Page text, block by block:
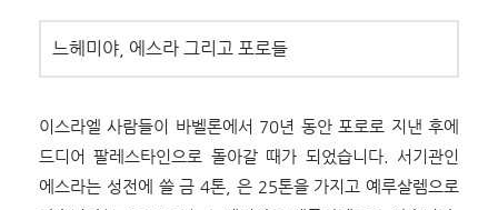
느헤미야, 에스라 그리고 포로들
이스라엘 사람들이 바벨론에서 70년 동안 포로로 지낸 후에
드디어 팔레스타인으로 돌아갈 때가 되었습니다. 서기관인
에스라는 성전에 쓸 금 4톤, 은 25톤을 가지고 예루살렘으로